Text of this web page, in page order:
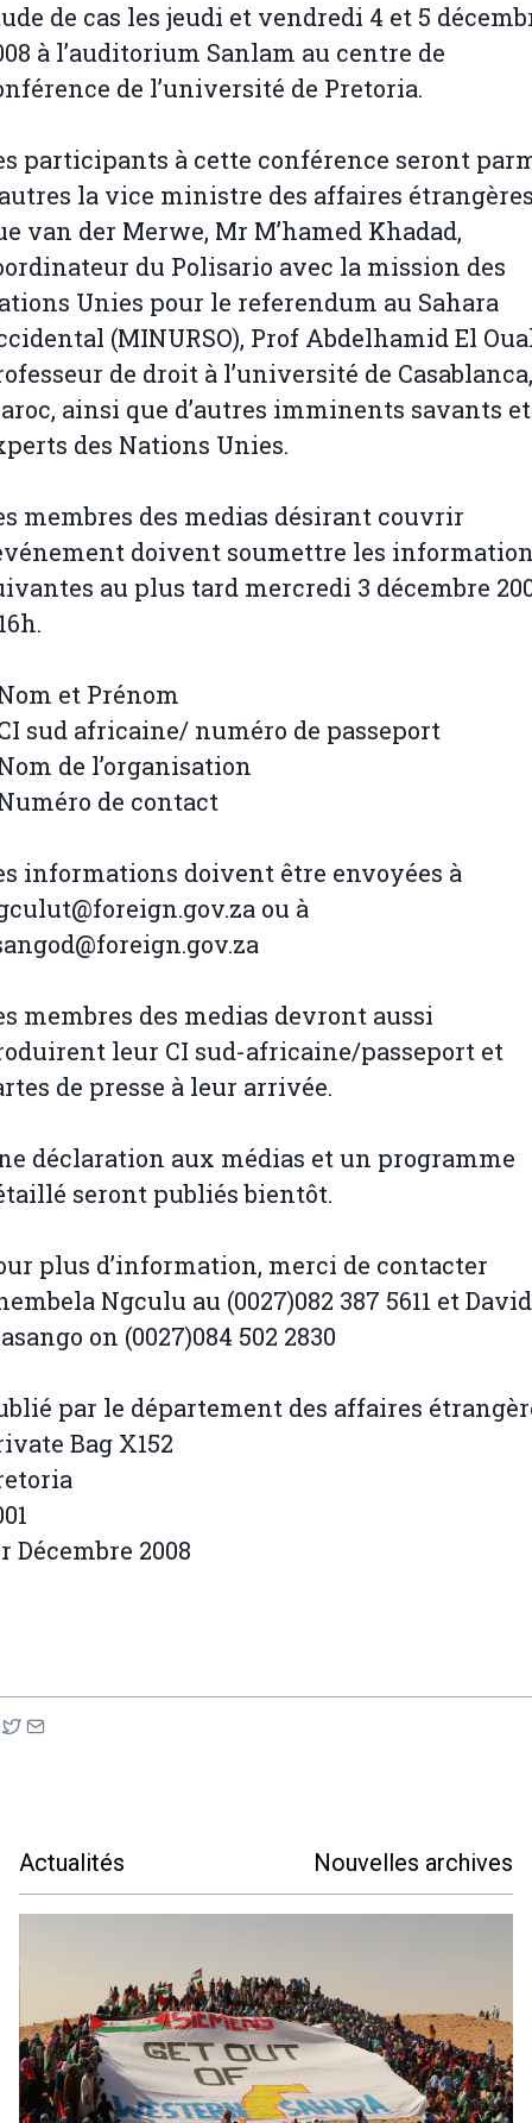
de cas les jeudi et vendredi 4 et 5
à l’auditorium Sanlam au centre de
de l’université de Pretoria.
participants à cette conférence seront
la vice ministre des affaires
van der Merwe, Mr M’hamed Khadad,
du Polisario avec la mission des
Unies pour le referendum au Sahara
(MINURSO), Prof Abdelhamid El
de droit à l’université de Casablanca,
ainsi que d’autres imminents savants et
des Nations Unies.
membres des medias désirant couvrir
doivent soumettre les
au plus tard mercredi 3 décembre
et Prénom
sud africaine/ numéro de passeport
de l’organisation
de contact
informations doivent être envoyées à
ou à
membres des medias devront aussi
leur CI sud-africaine/passeport et
de presse à leur arrivée.
déclaration aux médias et un programme
seront publiés bientôt.
plus d’information, merci de contacter
Ngculu au (0027)082 387 5611 et David
on (0027)084 502 2830
par le département des affaires
Bag X152
Décembre 2008
Actualités Nouvelles archives